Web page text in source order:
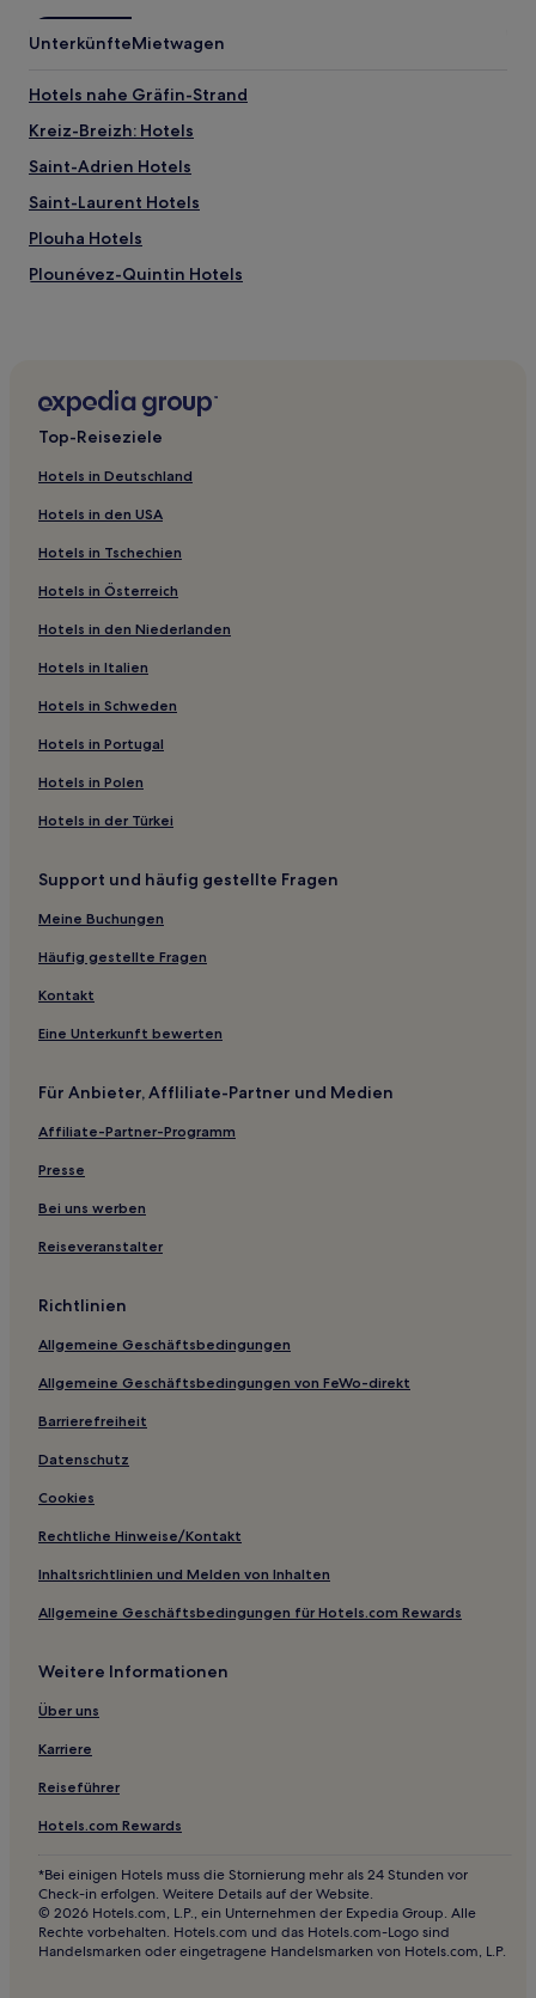
UnterkünfteMietwagen
Hotels nahe Gräfin-Strand
Kreiz-Breizh: Hotels
Saint-Adrien Hotels
Saint-Laurent Hotels
Plouha Hotels
Plounévez-Quintin Hotels
Saint-Nicolas-Du-Pélem Hotels
Trégrom Hotels
Guingamp-Paimpol Armor-Argoat Agglomération: Hotels
Saint-Clet Hotels
Côtes-D'armor: Hotels
Kerpert Hotels
Plounévez-Moëdec Hotels
Cavan Hotels
Hotels nahe Saint-Quay Port d'Armor
Saint-Brieuc Armor Agglomération: Hotels
Loguivy Hotels
Trémuson Hotels
Cité Hotels
Hotels nahe Bahnhof Plouaret-Trégor
Leff Armor Communauté: Hotels
Hotels nahe Château de Rosanbo
Lantic Hotels
Le Leslay Hotels
Pouldouran Hotels
Campingplätze in Plage du Cap Coz
Gasthäuser in Saint-Cado
Gasthäuser in Plage de Portrieux
Familien in Saint-Malo
Business in Saint-Malo
Haustierfreundliche in Saint-Malo
Haustierfreundliche in Saint-Brieuc
Haustierfreundliche in Finistère
Hotels mit Parkplatz in Finistère
Familien in Finistère
Familien in Binic – Etables-sur-Mer
Haustierfreundliche in Pléneuf Val-André
Hotels mit inbegriffenem Frühstück nahe Plage du Cap
Strand nahe Plage du Cap Coz
Familien in Lorient
Haustierfreundliche in Lorient
Haustierfreundliche nahe Saint-Cado
Top-Reiseziele
Hotels in Deutschland
Hotels in den USA
Hotels in Tschechien
Hotels in Österreich
Hotels in den Niederlanden
Hotels in Italien
Hotels in Schweden
Hotels in Portugal
Hotels in Polen
Hotels in der Türkei
Support und häufig gestellte Fragen
Meine Buchungen
Häufig gestellte Fragen
Kontakt
Eine Unterkunft bewerten
Für Anbieter, Affliliate-Partner und Medien
Affiliate-Partner-Programm
Presse
Bei uns werben
Reiseveranstalter
Richtlinien
Allgemeine Geschäftsbedingungen
Allgemeine Geschäftsbedingungen von FeWo-direkt
Barrierefreiheit
Datenschutz
Cookies
Rechtliche Hinweise/Kontakt
Inhaltsrichtlinien und Melden von Inhalten
Allgemeine Geschäftsbedingungen für Hotels.com Rewards
Weitere Informationen
Über uns
Karriere
Reiseführer
Hotels.com Rewards
*Bei einigen Hotels muss die Stornierung mehr als 24 Stunden vor
Check-in erfolgen. Weitere Details auf der Website.
© 2026 Hotels.com, L.P., ein Unternehmen der Expedia Group. Alle
Rechte vorbehalten. Hotels.com und das Hotels.com-Logo sind
Handelsmarken oder eingetragene Handelsmarken von Hotels.com, L.P.